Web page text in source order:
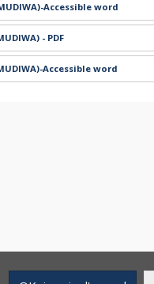
Accessible word
- PDF
Accessible word